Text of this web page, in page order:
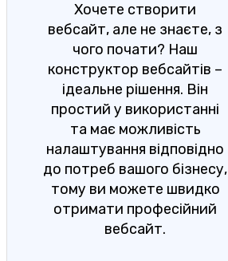
Хочете створити
вебсайт, але не знаєте, з
чого почати? Наш
конструктор вебсайтів –
ідеальне рішення. Він
простий у використанні
та має можливість
налаштування відповідно
до потреб вашого бізнесу,
тому ви можете швидко
отримати професійний
вебсайт.